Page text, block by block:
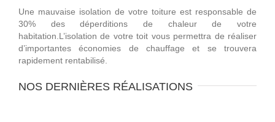
Une mauvaise isolation de votre toiture est responsable de
30% des déperditions de chaleur de votre
habitation.L’isolation de votre toit vous permettra de réaliser
d’importantes économies de chauffage et se trouvera
rapidement rentabilisé.
NOS DERNIÈRES RÉALISATIONS